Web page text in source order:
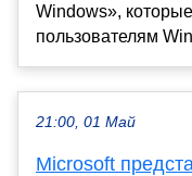
Windows»,
пользователям
21:00, 01 Май
Microsoft